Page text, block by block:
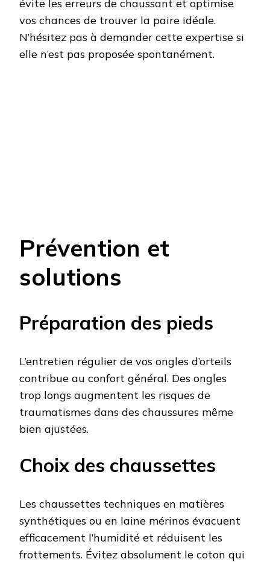
évite les erreurs de chaussant et optimise
vos chances de trouver la paire idéale.
N’hésitez pas à demander cette expertise si
elle n’est pas proposée spontanément.
Prévention et
solutions
Préparation des pieds
L’entretien régulier de vos ongles d’orteils
contribue au confort général. Des ongles
trop longs augmentent les risques de
traumatismes dans des chaussures même
bien ajustées.
Choix des chaussettes
Les chaussettes techniques en matières
synthétiques ou en laine mérinos évacuent
efficacement l’humidité et réduisent les
frottements. Évitez absolument le coton qui